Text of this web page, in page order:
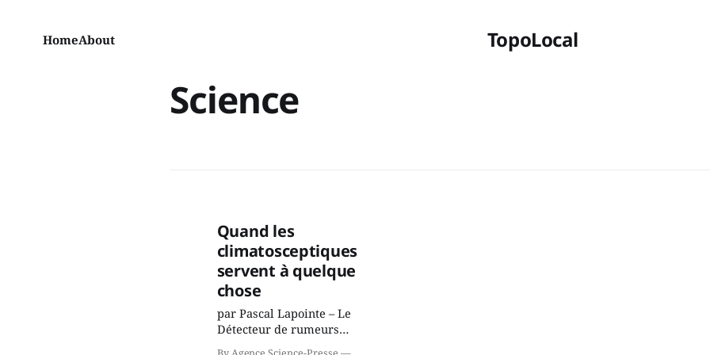
TopoLocal
HomeAbout
Science
Quand les
climatosceptiques
servent à quelque
chose
par Pascal Lapointe – Le
Détecteur de rumeurs
Les climatosceptiques